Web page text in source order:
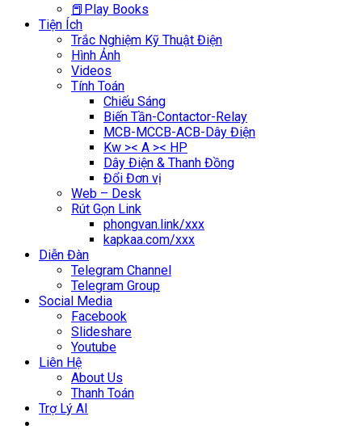
📕Play Books
Tiện Ích
Trắc Nghiệm Kỹ Thuật Điện
Hình Ảnh
Videos
Tính Toán
Chiếu Sáng
Biến Tần-Contactor-Relay
MCB-MCCB-ACB-Dây Điện
Kw >< A >< HP
Dây Điện & Thanh Đồng
Đổi Đơn vị
Web – Desk
Rút Gọn Link
phongvan.link/xxx
kapkaa.com/xxx
Diễn Đàn
Telegram Channel
Telegram Group
Social Media
Facebook
Slideshare
Youtube
Liên Hệ
About Us
Thanh Toán
Trợ Lý AI